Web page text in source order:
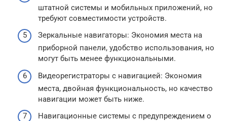
штатной системы и мобильных приложений, но
требуют совместимости устройств.
Зеркальные навигаторы: Экономия места на
приборной панели, удобство использования, но
могут быть менее функциональными.
Видеорегистраторы с навигацией: Экономия
места, двойная функциональность, но качество
навигации может быть ниже.
Навигационные системы с предупреждением о